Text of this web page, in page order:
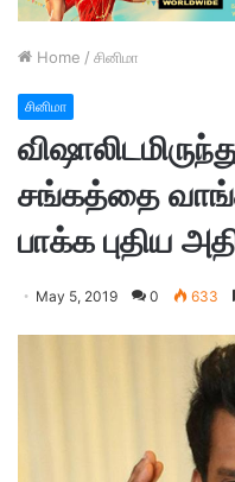
Home / சினிமா
சினிமா
சங்கத்தை
பாக்க புதிய
May 5, 2019 0 633